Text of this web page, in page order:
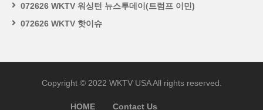
072626 WKTV 워싱턴 뉴스투데이(트럼프 이민)
072626 WKTV 핫이슈
Copyright © 2022 WKTV USA All rights reserved.
HOME Contact Us